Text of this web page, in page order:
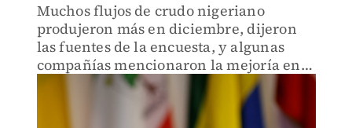
Muchos flujos de crudo nigeriano
produjeron más en diciembre, dijeron
las fuentes de la encuesta, y algunas
compañías mencionaron la mejoría en
la seguridad.